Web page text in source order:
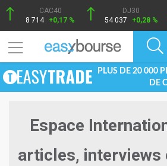
CAC40
8 714 +0,17 %
DJ30
54 037
+0,28 %
PLUS DE 20 000
DE
Espace
articles, interviews